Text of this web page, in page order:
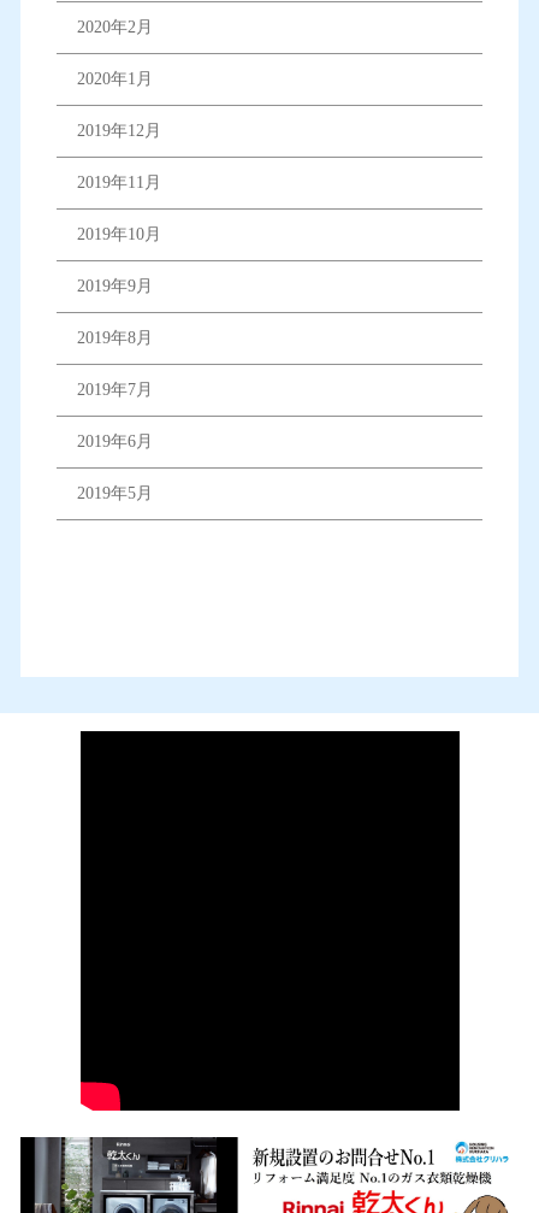
2020年2月
2020年1月
2019年12月
2019年11月
2019年10月
2019年9月
2019年8月
2019年7月
2019年6月
2019年5月